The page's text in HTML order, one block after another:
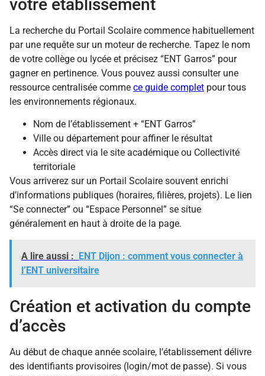
votre établissement
La recherche du Portail Scolaire commence habituellement
par une requête sur un moteur de recherche. Tapez le nom
de votre collège ou lycée et précisez “ENT Garros” pour
gagner en pertinence. Vous pouvez aussi consulter une
ressource centralisée comme ce guide complet pour tous
les environnements régionaux.
Nom de l’établissement + “ENT Garros”
Ville ou département pour affiner le résultat
Accès direct via le site académique ou Collectivité
territoriale
Vous arriverez sur un Portail Scolaire souvent enrichi
d’informations publiques (horaires, filières, projets). Le lien
“Se connecter” ou “Espace Personnel” se situe
généralement en haut à droite de la page.
A lire aussi : ENT Dijon : comment vous connecter à
l’ENT universitaire
Création et activation du compte
d’accès
Au début de chaque année scolaire, l’établissement délivre
des identifiants provisoires (login/mot de passe). Si vous